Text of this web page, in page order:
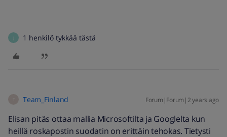
1 henkilö tykkää tästä
Team_Finland Forum|Forum|2 years ago
Elisan pitäs ottaa mallia Microsoftilta ja Googlelta kun
heillä roskapostin suodatin on erittäin tehokas. Tietysti